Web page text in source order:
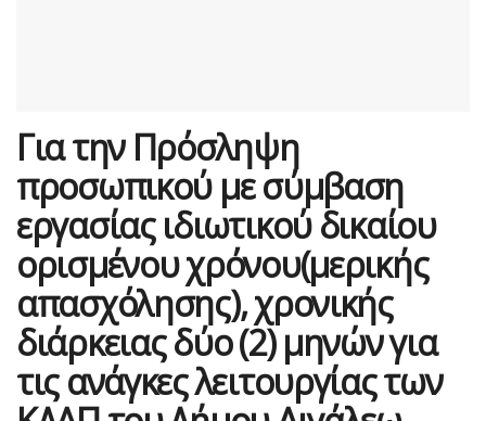
Για την Πρόσληψη
προσωπικού με σύμβαση
εργασίας ιδιωτικού δικαίου
ορισμένου χρόνου(μερικής
απασχόλησης), χρονικής
διάρκειας δύο (2) μηνών για
τις ανάγκες λειτουργίας των